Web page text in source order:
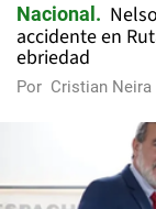
Nacional
accidente en
ebriedad
Por Cristian Neira